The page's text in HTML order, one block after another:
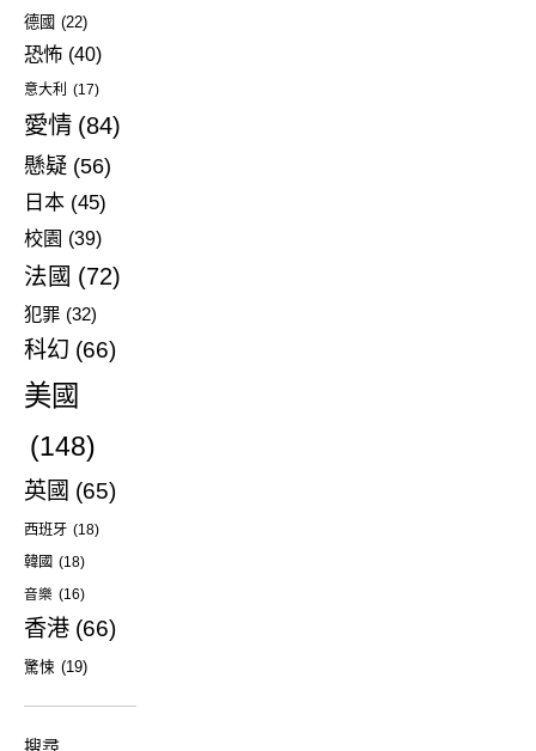
德國 (22)
恐怖 (40)
意大利 (17)
愛情 (84)
懸疑 (56)
日本 (45)
校園 (39)
法國 (72)
犯罪 (32)
科幻 (66)
美國
(148)
英國 (65)
西班牙 (18)
韓國 (18)
音樂 (16)
香港 (66)
驚悚 (19)
搜尋